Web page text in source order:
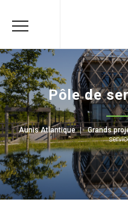
Pôle de
Aunis Atlantique | Grands